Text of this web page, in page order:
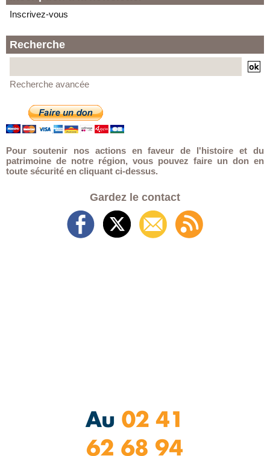
Inscrivez-vous
Recherche
Recherche avancée
Pour soutenir nos actions en faveur de l'histoire et du
patrimoine de notre région, vous pouvez faire un don en
toute sécurité en cliquant ci-dessus.
Gardez le contact